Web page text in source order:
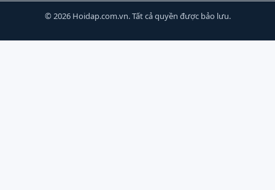
© 2026 Hoidap.com.vn. Tất cả quyền được bảo lưu.